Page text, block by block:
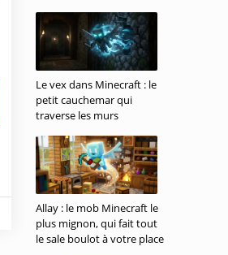
Le vex dans Minecraft : le
petit cauchemar qui
traverse les murs
Allay : le mob Minecraft le
plus mignon, qui fait tout
le sale boulot à votre place